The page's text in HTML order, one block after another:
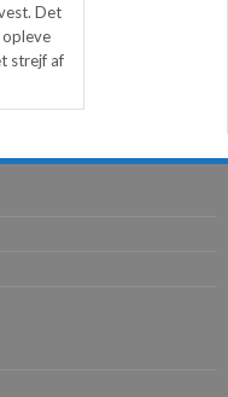
Det
strejf af